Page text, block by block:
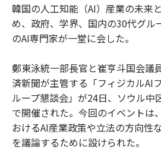
韓国の人工知能（AI）産業の未来
め、政府、学界、国内の30代グル
のAI専門家が一堂に会した。
鄭東泳統一部長官と崔亨斗国会議
済新聞が主管する「フィジカルAI
ループ懇談会」が24日、ソウル中
で開催された。今回のイベントは
おけるAI産業政策や立法の方向性
を議論するために設けられた。